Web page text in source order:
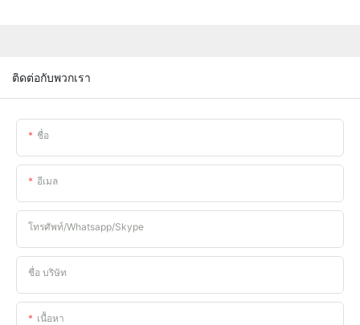
ติดต่อกับพวกเรา
ชื่อ
อีเมล
โทรศัพท์/whatsapp/skype
ชื่อ บริษัท
เนื้อหา